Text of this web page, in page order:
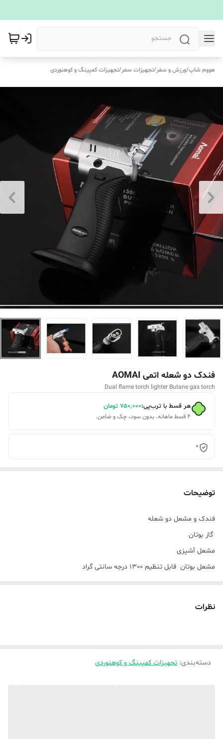
هووم شاپ/ورزش و سفر/تجهیزات سفر/تجهیزات کمپینگ و کوهنوردی
فندک دو شعله اتمی AOMAI
Dual flame torch lighter Butane gas torch
هر قسط با ترب‌پی:۷۵۰٬۰۰۰ تومان
۴ قسط ماهانه. بدون سود، چک و ضامن.
0
توضیحات
فندک و مشعل دو شعله
گاز بوتان
مشعل آشپزی
مشعل بوتان قابل تنظیم 1300 درجه سانتی گراد
نظرات
دسته‌بندی: تجهیزات کمپینگ و کوهنوردی